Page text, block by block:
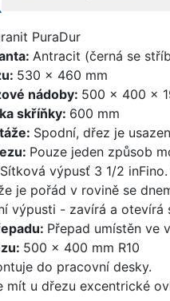
PuraDur
Antracit (černá se
530 x 460 mm
nádoby: 500 x 400 x
skříňky: 600 mm
Spodní, dřez je
Pouze jeden způsob
Sítková výpusť 3 1/2
je pořád v rovině se
výpusti - zavírá a
Přepad umístěn ve
500 x 400 mm R10
do pracovní desky.
mít u dřezu excentrické